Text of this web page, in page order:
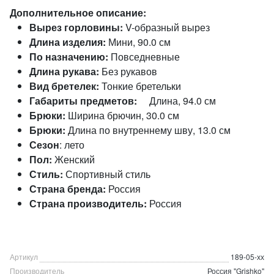
Дополнительное описание:
Вырез горловины: V-образный вырез
Длина изделия: Мини, 90.0 см
По назначению: Повседневные
Длина рукава: Без рукавов
Вид бретелек: Тонкие бретельки
Габариты предметов:
Длина, 94.0 см
Брюки: Ширина брючин, 30.0 см
Брюки: Длина по внутреннему шву, 13.0 см
Сезон: лето
Пол: Женский
Стиль: Спортивный стиль
Страна бренда: Россия
Страна производитель: Россия
Артикул
189-05-хх
Производитель
Россия "Grishko"